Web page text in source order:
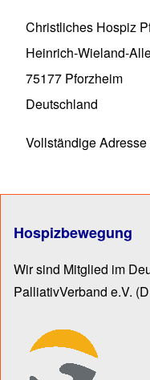
Christliches Hospiz
Heinrich-Wieland-
75177 Pforzheim
Deutschland
Vollständige
Hospizbewegung
Wir sind Mitglied im
PalliativVerband e.V.